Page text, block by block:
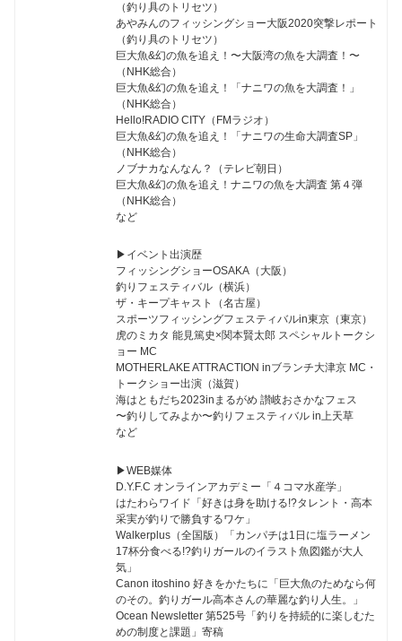
（釣り具のトリセツ）
あやみんのフィッシングショー大阪2020突撃レポート
（釣り具のトリセツ）
巨大魚&幻の魚を追え！〜大阪湾の魚を大調査！〜
（NHK総合）
巨大魚&幻の魚を追え！「ナニワの魚を大調査！」
（NHK総合）
Hello!RADIO CITY（FMラジオ）
巨大魚&幻の魚を追え！「ナニワの生命大調査SP」
（NHK総合）
ノブナカなんなん？（テレビ朝日）
巨大魚&幻の魚を追え！ナニワの魚を大調査 第４弾
（NHK総合）
など
▶︎イベント出演歴
フィッシングショーOSAKA（大阪）
釣りフェスティバル（横浜）
ザ・キープキャスト（名古屋）
スポーツフィッシングフェスティバルin東京（東京）
虎のミカタ 能見篤史×関本賢太郎 スペシャルトークシ
ョー MC
MOTHERLAKE ATTRACTION inブランチ大津京 MC・
トークショー出演（滋賀）
海はともだち2023inまるがめ 讃岐おさかなフェス
〜釣りしてみよか〜釣りフェスティバル in上天草
など
▶︎WEB媒体
D.Y.F.C オンラインアカデミー「４コマ水産学」
はたわらワイド「好きは身を助ける!?タレント・高本
采実が釣りで勝負するワケ」
Walkerplus（全国版）「カンパチは1日に塩ラーメン
17杯分食べる!?釣りガールのイラスト魚図鑑が大人
気」
Canon itoshino 好きをかたちに「巨大魚のためなら何
のその。釣りガール高本さんの華麗な釣り人生。」
Ocean Newsletter 第525号「釣りを持続的に楽しむた
めの制度と課題」寄稿